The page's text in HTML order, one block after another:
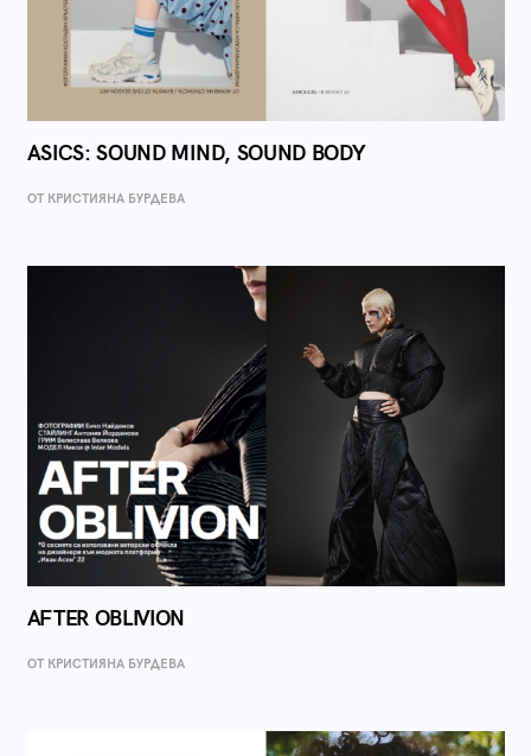
ASICS: SOUND MIND, SOUND BODY
ОТ КРИСТИЯНА БУРДЕВА
AFTER OBLIVION
ОТ КРИСТИЯНА БУРДЕВА